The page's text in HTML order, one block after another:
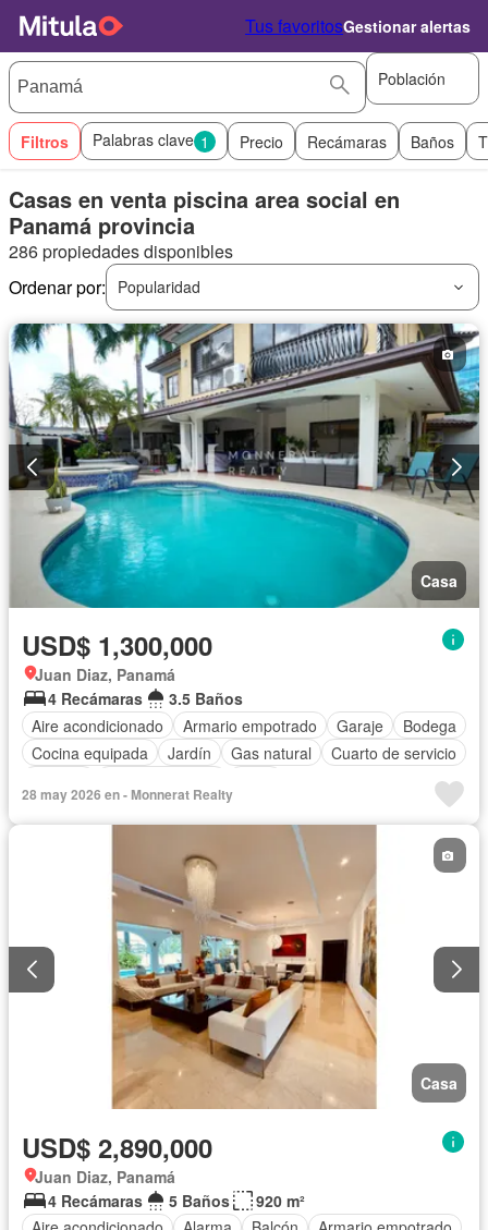
Tus favoritosGestionar alertas
Población
Filtros Palabras clave 1 Precio Recámaras Baños
Casas en venta piscina area social en
Panamá provincia
286 propiedades disponibles
Ordenar por:
Popularidad
Casa
USD$ 1,300,000
Juan Diaz, Panamá
4 Recámaras
3.5 Baños
Aire acondicionado
Armario empotrado Garaje
Bodega
Cocina equipada
Jardín Gas natural
Cuarto de servicio
28 may 2026 en - Monnerat Realty
Casa
USD$ 2,890,000
Juan Diaz, Panamá
4 Recámaras
5 Baños
920 m²